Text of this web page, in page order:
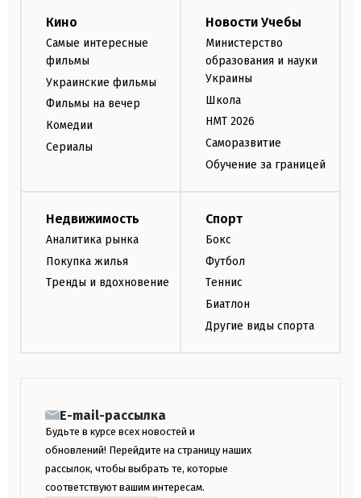
Кино
Самые интересные
фильмы
Украинские фильмы
Фильмы на вечер
Комедии
Сериалы
Новости Учебы
Министерство
образования и науки
Украины
Школа
НМТ 2026
Саморазвитие
Обучение за границей
Недвижимость
Аналитика рынка
Покупка жилья
Тренды и вдохновение
Спорт
Бокс
Футбол
Теннис
Биатлон
Другие виды спорта
E-mail-рассылка
Будьте в курсе всех новостей и
обновлений! Перейдите на страницу наших
рассылок, чтобы выбрать те, которые
соответствуют вашим интересам.